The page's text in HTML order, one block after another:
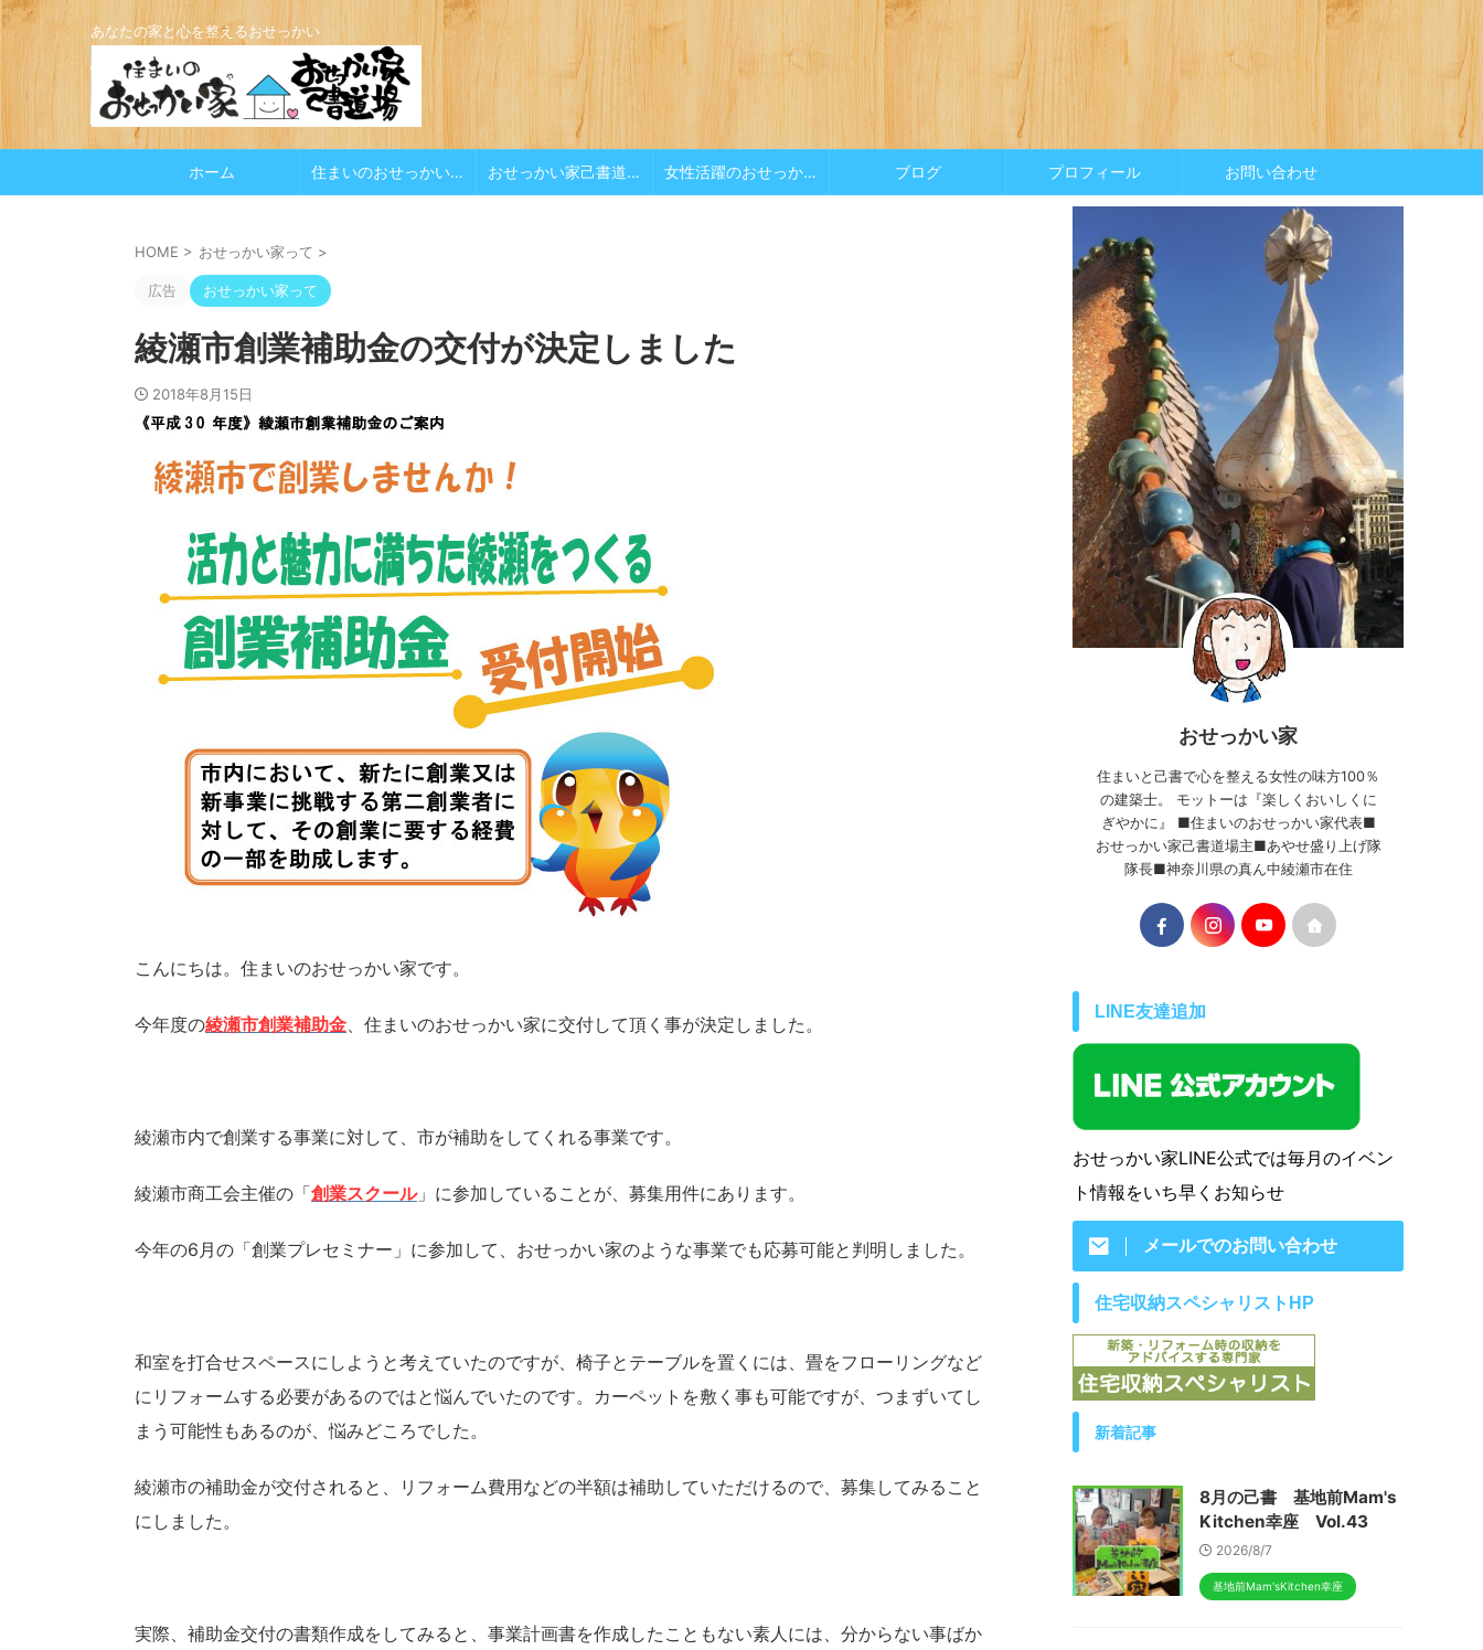
あなたの家と心を整えるおせっかい
ホーム 住まいのおせっかい家 おせっかい家己書道場 女性活躍のおせっかい ブログ プロフィール お問い合わせ
HOME > おせっかい家って >
広告 おせっかい家って
綾瀬市創業補助金の交付が決定しました
2018年8月15日
こんにちは。住まいのおせっかい家です。
今年度の綾瀬市創業補助金、住まいのおせっかい家に交付して頂く事が決定しました。
綾瀬市内で創業する事業に対して、市が補助をしてくれる事業です。
綾瀬市商工会主催の「創業スクール」に参加していることが、募集用件にあります。
今年の6月の「創業プレセミナー」に参加して、おせっかい家のような事業でも応募可能と判明しました。
和室を打合せスペースにしようと考えていたのですが、椅子とテーブルを置くには、畳をフローリングなど
にリフォームする必要があるのではと悩んでいたのです。カーペットを敷く事も可能ですが、つまずいてし
まう可能性もあるのが、悩みどころでした。
綾瀬市の補助金が交付されると、リフォーム費用などの半額は補助していただけるので、募集してみること
にしました。
実際、補助金交付の書類作成をしてみると、事業計画書を作成したこともない素人には、分からない事ばか
おせっかい家
住まいと己書で心を整える女性の味方100％
の建築士。 モットーは『楽しくおいしくに
ぎやかに』 ■住まいのおせっかい家代表■
おせっかい家己書道場主■あやせ盛り上げ隊
隊長■神奈川県の真ん中綾瀬市在住
LINE友達追加
おせっかい家LINE公式では毎月のイベン
ト情報をいち早くお知らせ
メールでのお問い合わせ
住宅収納スペシャリストHP
新着記事
8月の己書 基地前Mam's
Kitchen幸座 Vol.43
2026/8/7
基地前Mam'sKitchen幸座